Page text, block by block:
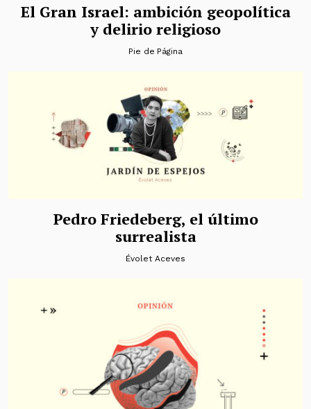
El Gran Israel: ambición geopolítica
y delirio religioso
Pie de Página
Pedro Friedeberg, el último
surrealista
Évolet Aceves